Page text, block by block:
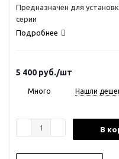
Предназначен для
серии
Подробнее
5 400 руб./шт
Много Нашли
В